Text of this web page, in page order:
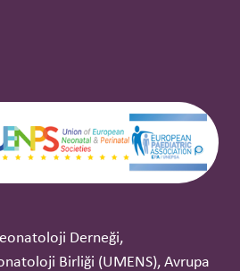
Derneği,
Birliği (UMENS), Avrupa